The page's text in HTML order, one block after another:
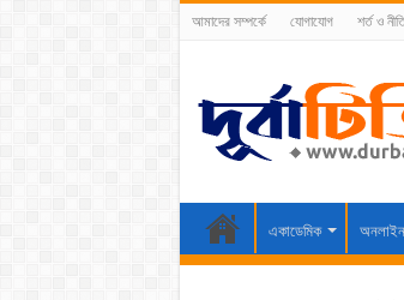
আমাদের সম্পর্কে যোগাযোগ শর্ত ও
একাডেমিক অনলাইন